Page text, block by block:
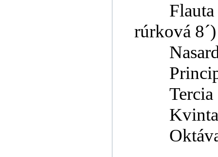
rúrková 8´)
Tercia